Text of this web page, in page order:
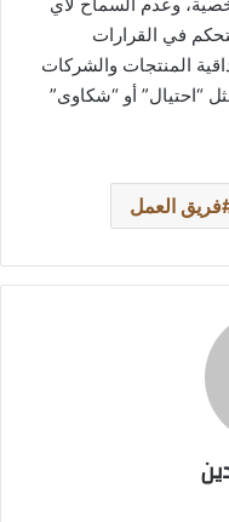
في القرارات
المنتجات والشركات
“احتيال” أو “شكاوى”
فريق العمل